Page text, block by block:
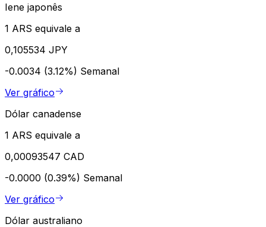
Iene japonês
1 ARS equivale a
0,105534 JPY
-0.0034 (3.12%) Semanal
Ver gráfico
Dólar canadense
1 ARS equivale a
0,00093547 CAD
-0.0000 (0.39%) Semanal
Ver gráfico
Dólar australiano